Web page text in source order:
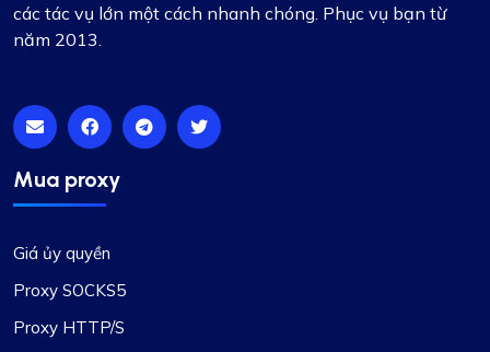
các tác vụ lớn một cách nhanh chóng. Phục vụ bạn từ
năm 2013.
Mua proxy
Giá ủy quyền
Proxy SOCKS5
Proxy HTTP/S